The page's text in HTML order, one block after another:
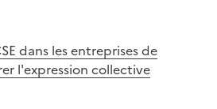
dans les entreprises de
l'expression collective